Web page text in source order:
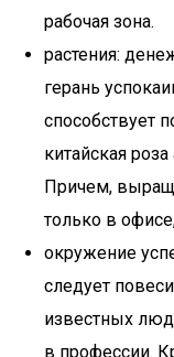
рабочая зона.
растения:
герань
способствует
китайская
Причем,
только в
окружение
следует
известных
в профессии.